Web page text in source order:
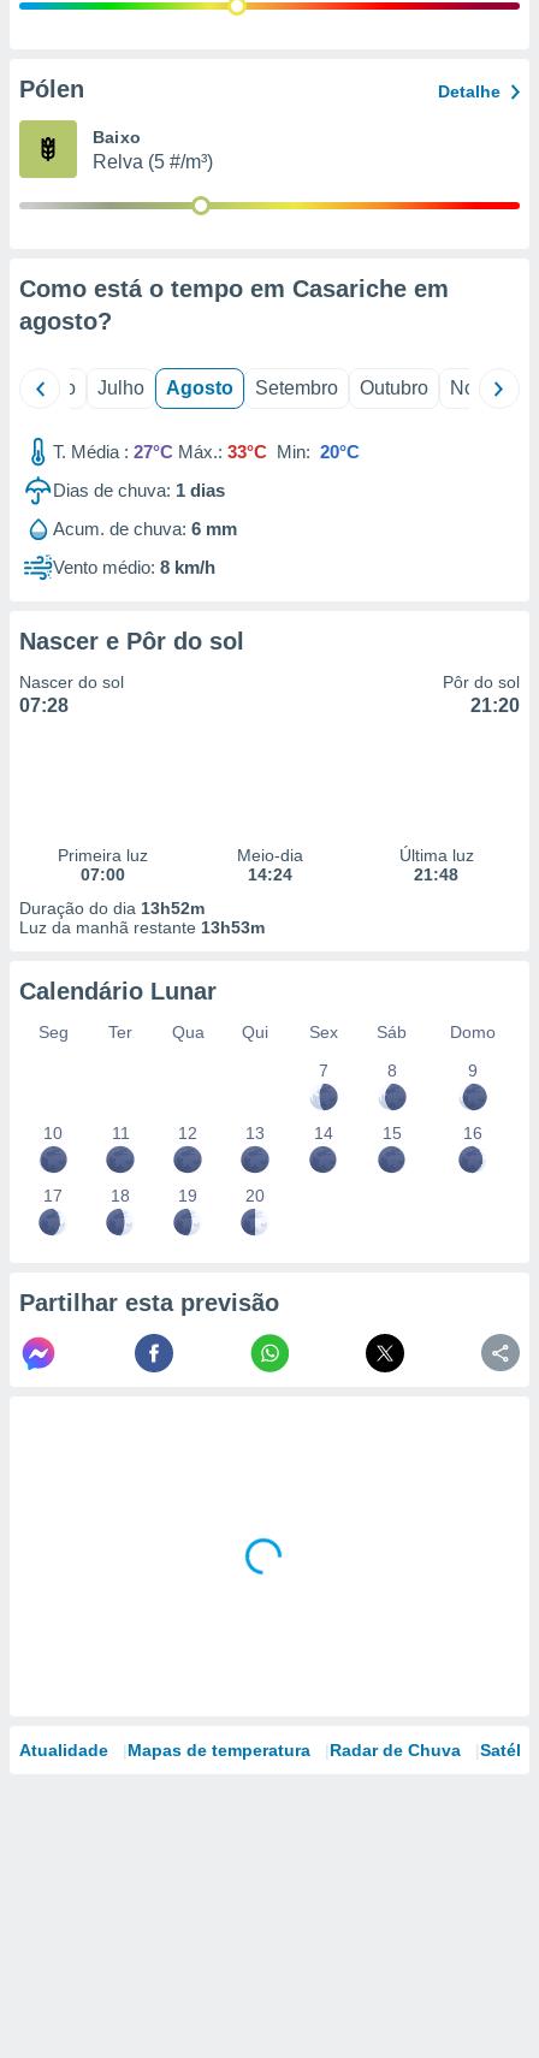
e
de
Pólen Detalhe
Baixo
Relva (5 #/m³)
Como está o tempo em Casariche em
agosto?
Junho Julho Agosto Setembro Outubro Novembro
T. Média : 27°C Máx.: 33°C Min: 20°C
Dias de chuva: 1 dias
Acum. de chuva: 6 mm
Vento médio: 8 km/h
Nascer e Pôr do sol
Nascer do sol
07:28
Pôr do sol
21:20
Primeira luz
07:00
Meio-dia
14:24
Última luz
21:48
Duração do dia 13h52m
Luz da manhã restante 13h53m
Calendário Lunar
Seg Ter Qua Qui Sex Sáb
Domo
7
8 9
10 11 12 13 14 15 16
17 18 19 20
Partilhar esta previsão
Atualidade Mapas de temperatura Radar de Chuva